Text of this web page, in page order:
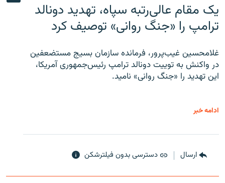
یک مقام عالی‌رتبه سپاه، تهدید دونالد
ترامپ را «جنگ روانی» توصیف کرد
غلامحسین غیب‌پرور، فرمانده سازمان بسیج مستضعفین
در واکنش به توییت دونالد ترامپ رئیس‌جمهوری آمریکا،
این تهدید را «جنگ روانی» نامید.
ادامه خبر
ارسال دسترسی بدون فیلترشکن